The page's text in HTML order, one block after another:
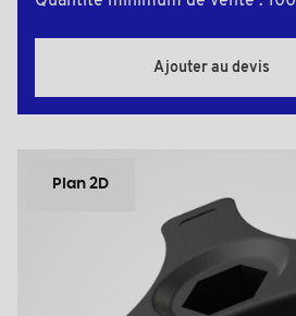
Ajouter au devis
Plan 2D